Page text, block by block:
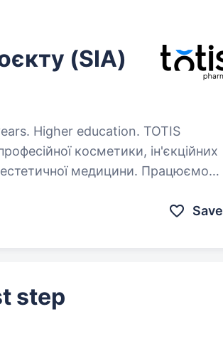
(SIA)
education. TOTIS
косметики, ін'єкційних
медицини. Працюємо
Save
step